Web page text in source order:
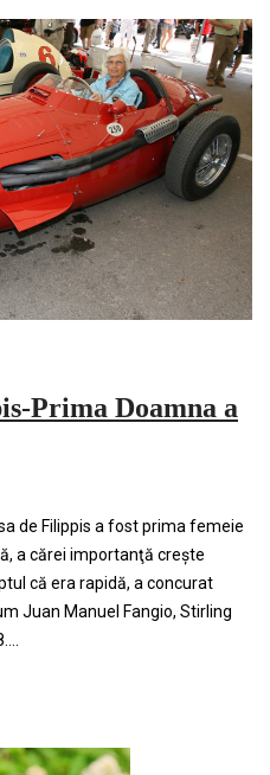
Prima Doamna a
de Filippis a fost prima femeie
a cărei importanţă creşte
că era rapidă, a concurat
Juan Manuel Fangio, Stirling